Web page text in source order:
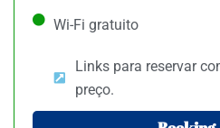
Wi-Fi gratuito
Links para reservar
preço.